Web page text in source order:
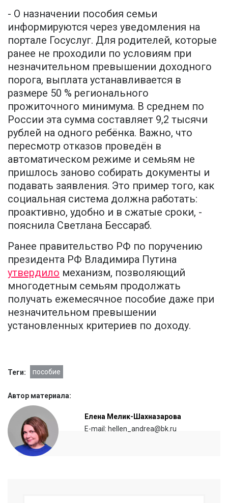
- О назначении пособия семьи
информируются через уведомления на
портале Госуслуг. Для родителей, которые
ранее не проходили по условиям при
незначительном превышении доходного
порога, выплата устанавливается в
размере 50 % регионального
прожиточного минимума. В среднем по
России эта сумма составляет 9,2 тысячи
рублей на одного ребёнка. Важно, что
пересмотр отказов проведён в
автоматическом режиме и семьям не
пришлось заново собирать документы и
подавать заявления. Это пример того, как
социальная система должна работать:
проактивно, удобно и в сжатые сроки, -
пояснила Светлана Бессараб.
Ранее правительство РФ по поручению
президента РФ Владимира Путина
утвердило механизм, позволяющий
многодетным семьям продолжать
получать ежемесячное пособие даже при
незначительном превышении
установленных критериев по доходу.
Теги: пособие
Автор материала:
Елена Мелик-Шахназарова
E-mail: hellen_andrea@bk.ru